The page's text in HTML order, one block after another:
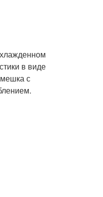
в виде
мешка с